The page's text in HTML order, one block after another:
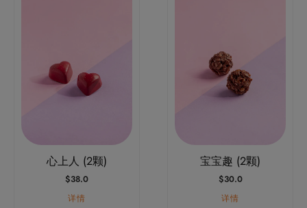
心上人 (2颗)
$38.0
详情
宝宝趣 (2颗)
$30.0
详情